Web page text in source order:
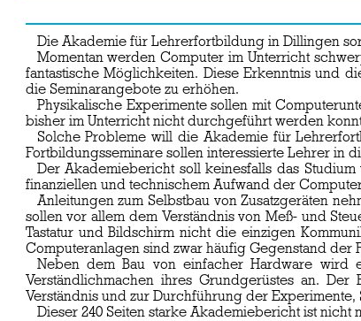
Die Akademie für Lehrerfortbildung in Dillingen
Momentan werden Computer im Unterricht
fantastische Möglichkeiten. Diese Erkenntnis und
die Seminarangebote zu erhöhen.
Physikalische Experimente sollen mit
bisher im Unterricht nicht durchgeführt werden
Solche Probleme will die Akademie für
Fortbildungsseminare sollen interessierte Lehrer in
Der Akademiebericht soll keinesfalls das
finanziellen und technischem Aufwand der
Anleitungen zum Selbstbau von Zusatzgeräten
sollen vor allem dem Verständnis von Meß- und
Tastatur und Bildschirm nicht die einzigen
Computeranlagen sind zwar häufig Gegenstand der
Neben dem Bau von einfacher Hardware wird
Verständlichmachen ihres Grundgerüstes an.
Verständnis und zur Durchführung der
Dieser 240 Seiten starke Akademiebericht ist